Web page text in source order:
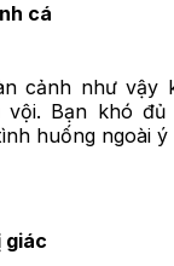
cá
cảnh như vậy
vội. Bạn khó
huống ngoài ý
giác